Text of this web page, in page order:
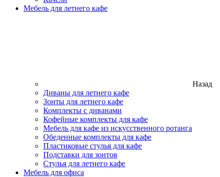
Мебель для летнего кафе
Назад
Диваны для летнего кафе
Зонты для летнего кафе
Комплекты с диванами
Кофейные комплекты для кафе
Мебель для кафе из искусственного ротанга
Обеденные комплекты для кафе
Пластиковые стулья для кафе
Подставки для зонтов
Стулья для летнего кафе
Мебель для офиса